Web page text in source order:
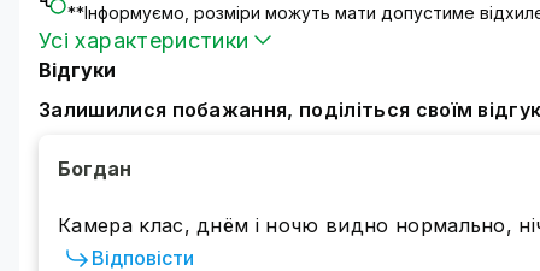
Режими денного та нічного бачення. Камера
погоду. Потужне інфрачервоне підсвічування
активується, коли стає темно.
Можливість
До камери можна під'єднати
від наявності електроенергії в загальній мережі
**Інформуємо, розміри можуть мати допустиме
Усі характеристики
Відгуки
Залишилися побажання, поділіться своїм
Богдан
Камера клас, днём і ночю видно нормально,
Відповісти